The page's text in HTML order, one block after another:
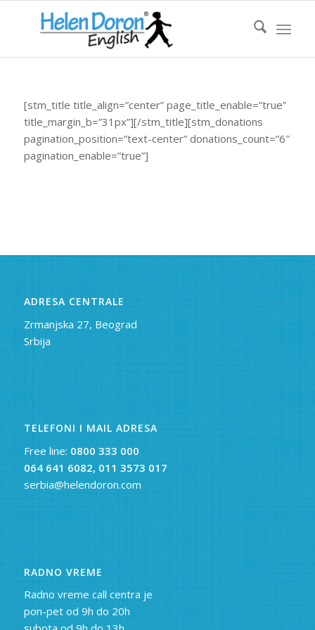
[stm_title title_align=”center” page_title_enable=”true”
title_margin_b=”31px”][/stm_title][stm_donations
pagination_position=”text-center” donations_count=”6″
pagination_enable=”true”]
ADRESA CENTRALE
Zrmanjska 27, Beograd
Srbija
TELEFONI I MAIL ADRESA
Free line: 0800 333 000
064 641 6082, 011 3573 017
serbia@helendoron.com
RADNO VREME
Radno vreme call centra je
pon-pet od 9h do 20h